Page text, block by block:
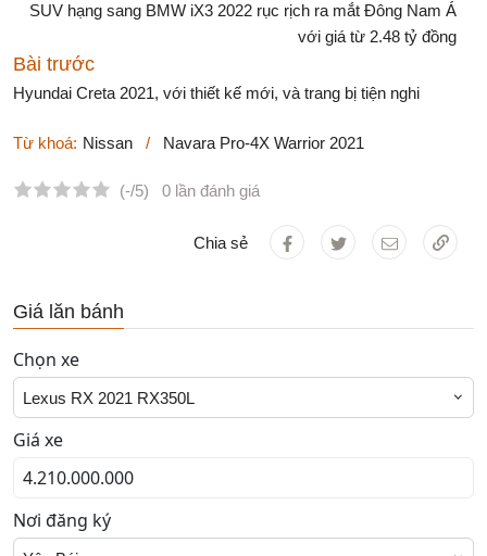
SUV hạng sang BMW iX3 2022 rục rịch ra mắt Đông Nam Á
với giá từ 2.48 tỷ đồng
Bài trước
Hyundai Creta 2021, với thiết kế mới, và trang bị tiện nghi
Từ khoá: Nissan / Navara Pro-4X Warrior 2021
(-/5) 0 lần đánh giá
Chia sẻ
Giá lăn bánh
Chọn xe
Lexus RX 2021 RX350L
Giá xe
Nơi đăng ký